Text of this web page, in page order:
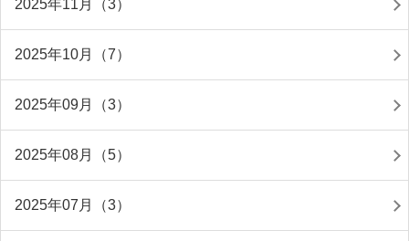
2025年11月（3）
2025年10月（7）
2025年09月（3）
2025年08月（5）
2025年07月（3）